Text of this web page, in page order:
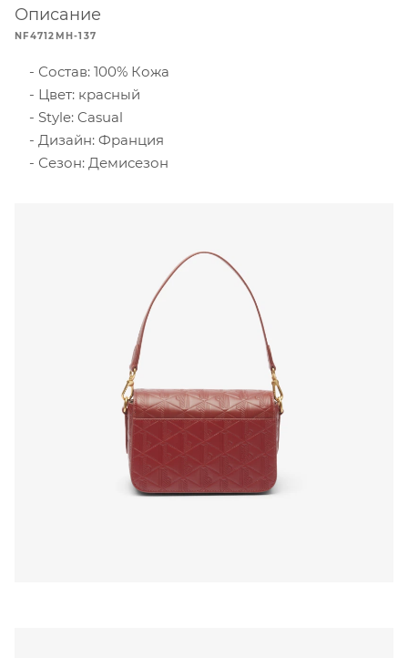
Описание
NF4712MH-137
Состав: 100% Кожа
Цвет: красный
Style: Casual
Дизайн: Франция
Сезон: Демисезон